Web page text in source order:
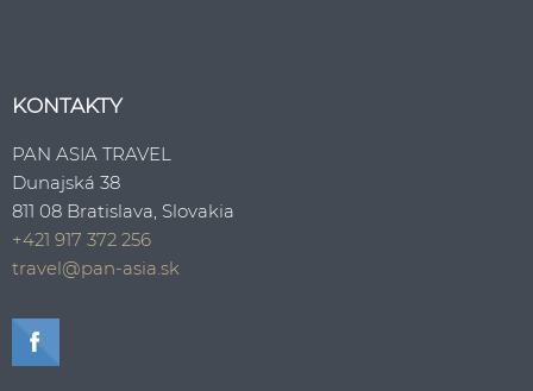
KONTAKTY
PAN ASIA TRAVEL
Dunajská 38
811 08 Bratislava, Slovakia
+421 917 372 256
travel@pan-asia.sk